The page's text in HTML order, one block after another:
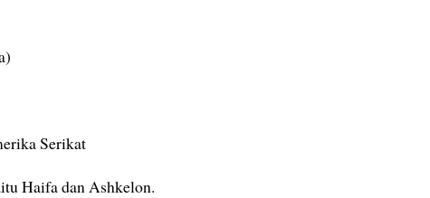
Serikat
Haifa dan Ashkelon.